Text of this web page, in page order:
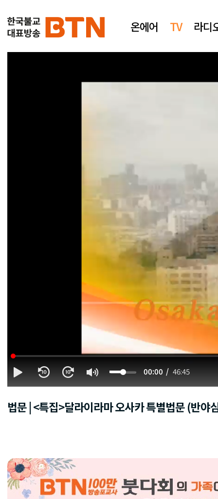
온에어 TV 라디
00:00 46:45
법문 | <특집>달라이라마 오사카 특별법문 (반야